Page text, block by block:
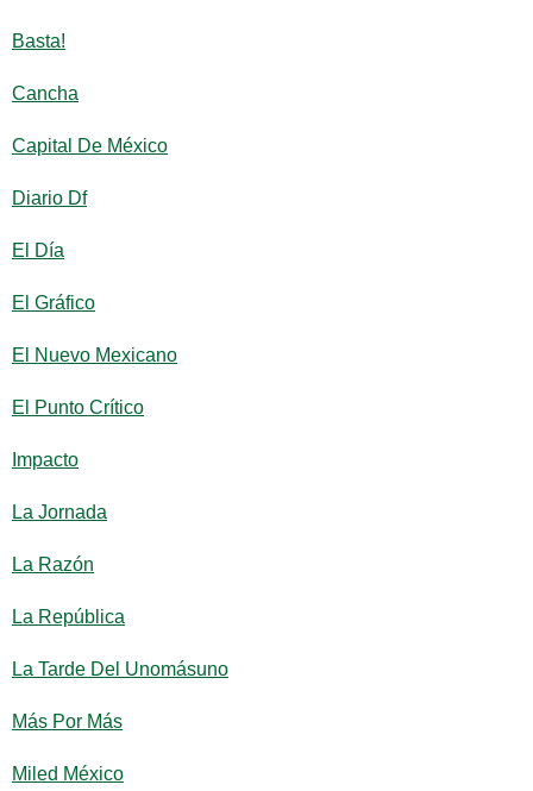
Basta!
Cancha
Capital De México
Diario Df
El Día
El Gráfico
El Nuevo Mexicano
El Punto Crítico
Impacto
La Jornada
La Razón
La República
La Tarde Del Unomásuno
Más Por Más
Miled México